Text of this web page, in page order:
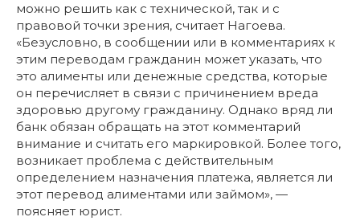
можно решить как с технической, так и с
правовой точки зрения, считает Нагоева.
«Безусловно, в сообщении или в комментариях к
этим переводам гражданин может указать, что
это алименты или денежные средства, которые
он перечисляет в связи с причинением вреда
здоровью другому гражданину. Однако вряд ли
банк обязан обращать на этот комментарий
внимание и считать его маркировкой. Более того,
возникает проблема с действительным
определением назначения платежа, является ли
этот перевод алиментами или займом», —
поясняет юрист.